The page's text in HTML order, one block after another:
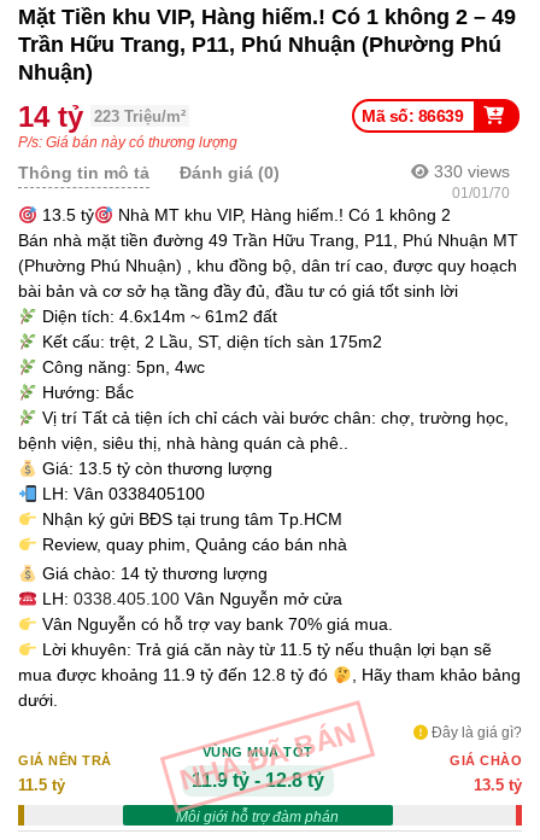
NHÀ ĐÃ BÁN
Mặt Tiền khu VIP, Hàng hiếm.! Có 1 không 2 – 49
Trần Hữu Trang, P11, Phú Nhuận (Phường Phú
Nhuận)
Mã số: 86639
14 tỷ 223 Triệu/m²
P/s: Giá bán này có thương lượng
330 views
01/01/70
Thông tin mô tả Đánh giá (0)
13.5 tỷ
Nhà MT khu VIP, Hàng hiếm.! Có 1 không 2
Bán nhà mặt tiền đường 49 Trần Hữu Trang, P11, Phú Nhuận MT
(Phường Phú Nhuận) , khu đồng bộ, dân trí cao, được quy hoạch
bài bản và cơ sở hạ tầng đầy đủ, đầu tư có giá tốt sinh lời
Diện tích: 4.6x14m ~ 61m2 đất
Kết cấu: trệt, 2 Lầu, ST, diện tích sàn 175m2
Công năng: 5pn, 4wc
Hướng: Bắc
Vị trí Tất cả tiện ích chỉ cách vài bước chân: chợ, trường học,
bệnh viện, siêu thị, nhà hàng quán cà phê..
Giá: 13.5 tỷ còn thương lượng
LH: Vân 0338405100
Nhận ký gửi BĐS tại trung tâm Tp.HCM
Review, quay phim, Quảng cáo bán nhà
Giá chào: 14 tỷ thương lượng
LH: 0338.405.100Vân Nguyễn mở cửa
Vân Nguyễn có hỗ trợ vay bank 70% giá mua.
Lời khuyên: Trả giá căn này từ 11.5 tỷ nếu thuận lợi bạn sẽ
mua được khoảng 11.9 tỷ đến 12.8 tỷ đó
, Hãy tham khảo bảng
dưới.
Đây là giá gì?
GIÁ NÊN TRẢ
11.5 tỷ
VÙNG MUA TỐT
11.9 tỷ - 12.8 tỷ
Môi giới hỗ trợ đàm phán
GIÁ CHÀO
13.5 tỷ